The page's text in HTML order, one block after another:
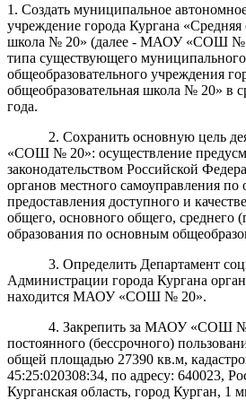
1. Создать муниципальное
учреждение города Кургана «Средняя
школа № 20» (далее - МАОУ «СОШ №
типа существующего муниципального
общеобразовательного учреждения
общеобразовательная школа № 20» в
года.
2. Сохранить основнуюцель
«СОШ № 20»: осуществление
законодательством Российской
органов местного самоуправления по
предоставления доступного и
общего, основного общего, среднего
образования по основным
3. Определить Департамент
Администрации города Кургана
находится МАОУ «СОШ № 20».
4. Закрепить за МАОУ «СОШ №
постоянного (бессрочного)
общей площадью 27390 кв.м,
45:25:020308:34, по адресу: 640023,
Курганская область, город Курган, 1